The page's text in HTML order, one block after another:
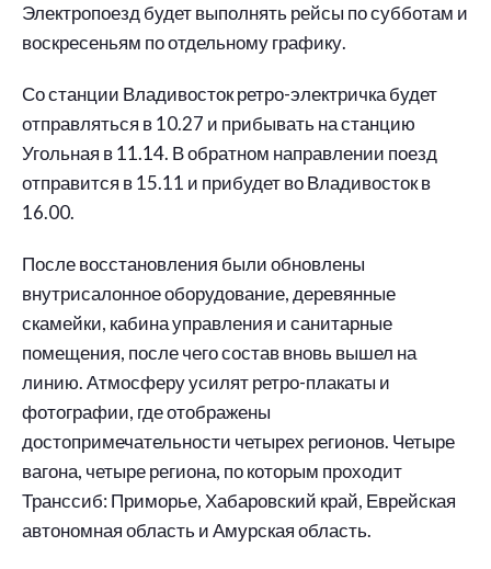
Электропоезд будет выполнять рейсы по субботам и
воскресеньям по отдельному графику.
Со станции Владивосток ретро-электричка будет
отправляться в 10.27 и прибывать на станцию
Угольная в 11.14. В обратном направлении поезд
отправится в 15.11 и прибудет во Владивосток в
16.00.
После восстановления были обновлены
внутрисалонное оборудование, деревянные
скамейки, кабина управления и санитарные
помещения, после чего состав вновь вышел на
линию. Атмосферу усилят ретро-плакаты и
фотографии, где отображены
достопримечательности четырех регионов. Четыре
вагона, четыре региона, по которым проходит
Транссиб: Приморье, Хабаровский край, Еврейская
автономная область и Амурская область.